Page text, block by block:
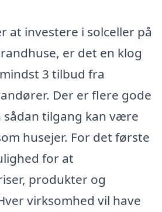
at investere i solceller på
er det en klog
3 tilbud fra
Der er flere gode
tilgang kan være
husejer. For det første
for at
produkter og
virksomhed vil have